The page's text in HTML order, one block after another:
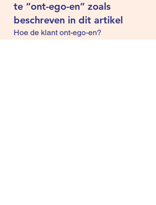
te “ont-ego-en” zoals
beschreven in dit artikel
Hoe de klant ont-ego-en?